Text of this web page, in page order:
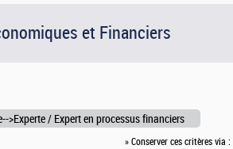
et Financiers
>Experte / Expert en processus financiers
» Conserver ces critères via :